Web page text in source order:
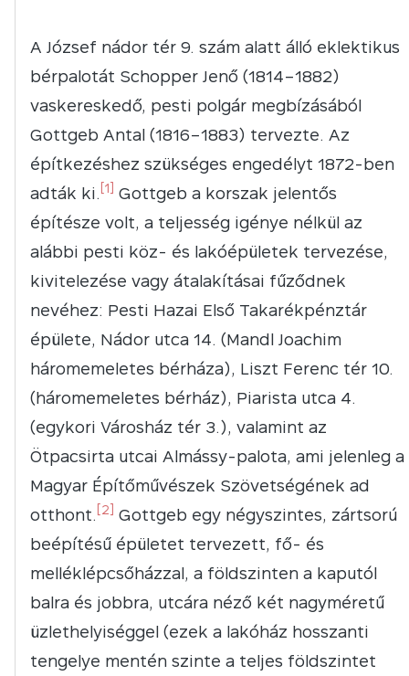
A József nádor tér 9. szám alatt álló eklektikus
bérpalotát Schopper Jenő (1814–1882)
vaskereskedő, pesti polgár megbízásából
Gottgeb Antal (1816–1883) tervezte. Az
építkezéshez szükséges engedélyt 1872-ben
adták ki. [1]
Gottgeb a korszak jelentős
építésze volt, a teljesség igénye nélkül az
alábbi pesti köz- és lakóépületek tervezése,
kivitelezése vagy átalakításai fűződnek
nevéhez: Pesti Hazai Első Takarékpénztár
épülete, Nádor utca 14. (Mandl Joachim
háromemeletes bérháza), Liszt Ferenc tér 10.
(háromemeletes bérház), Piarista utca 4.
(egykori Városház tér 3.), valamint az
Ötpacsirta utcai Almássy-palota, ami jelenleg a
Magyar Építőművészek Szövetségének ad
otthont. [2]
Gottgeb egy négyszintes, zártsorú
beépítésű épületet tervezett, fő- és
melléklépcsőházzal, a földszinten a kaputól
balra és jobbra, utcára néző két nagyméretű
üzlethelyiséggel (ezek a lakóház hosszanti
tengelye mentén szinte a teljes földszintet